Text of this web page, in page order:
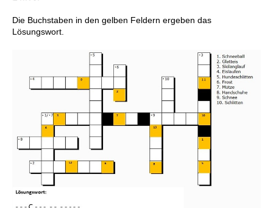
Die Buchstaben in den gelben Feldern ergeben das
Lösungswort.